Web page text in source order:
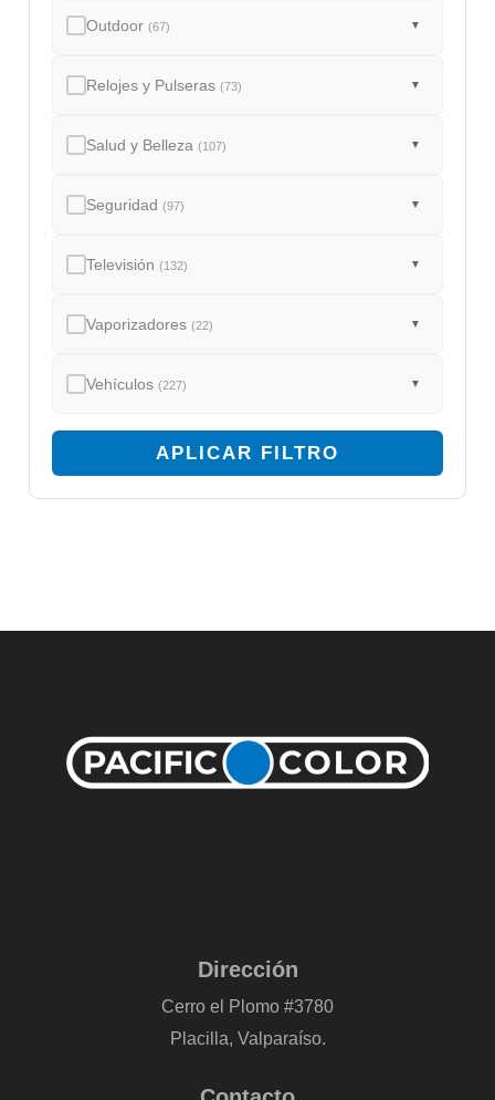
Outdoor(67) ▼
Relojes y Pulseras(73) ▼
Salud y Belleza(107) ▼
Seguridad(97) ▼
Televisión(132) ▼
Vaporizadores(22) ▼
Vehículos(227) ▼
APLICAR FILTRO
Dirección
Cerro el Plomo #3780
Placilla, Valparaíso.